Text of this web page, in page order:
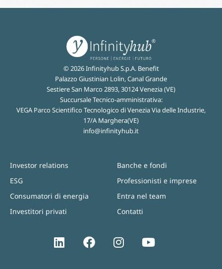
© 2026 Infinityhub S.p.A. Benefit
Palazzo Giustinian Lolin, Canal Grande
Sestiere San Marco 2893, 30124 Venezia (VE)
Succursale Tecnico-amministrativa:
VEGA Parco Scientifico Tecnologico di Venezia Via delle Industrie,
17/A Marghera(VE)
info@infinityhub.it
Investor relations
ESG
Consumatori di energia
Investitori privati
Banche e fondi
Professionisti e imprese
Entra nel team
Contatti